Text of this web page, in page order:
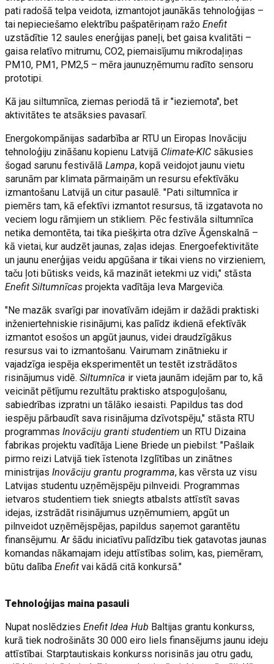
pati radošā telpa veidota, izmantojot jaunākās tehnoloģijas –
tai nepieciešamo elektrību pašpatēriņam ražoEnefit
uzstādītie 12 saules enerģijas paneļi, bet gaisa kvalitāti –
gaisa relatīvo mitrumu, CO2, piemaisījumu mikrodaļiņas
PM10, PM1, PM2,5 – mēra jaunuzņēmumu radīto sensoru
prototipi.
Kā jau siltumnīca, ziemas periodā tā ir "ieziemota", bet
aktivitātes te atsāksies pavasarī.
Energokompānijas sadarbība ar RTU un Eiropas Inovāciju
tehnoloģiju zināšanu kopienu Latvijā Climate-KIC sākusies
šogad sarunu festivālāLampa, kopā veidojot jaunu vietu
sarunām par klimata pārmaiņām un resursu efektīvāku
izmantošanu Latvijā un citur pasaulē. "Pati siltumnīca ir
piemērs tam, kā efektīvi izmantot resursus, tā izgatavota no
veciem logu rāmjiem un stikliem. Pēc festivāla siltumnīca
netika demontēta, tai tika piešķirta otra dzīve Āgenskalnā –
kā vietai, kur audzēt jaunas, zaļas idejas. Energoefektivitāte
un jaunu enerģijas veidu apgūšana ir tikai viens no virzieniem,
taču ļoti būtisks veids, kā mazināt ietekmi uz vidi," stāsta
Enefit Siltumnīcasprojekta vadītāja Ieva Margeviča.
"Ne mazāk svarīgi par inovatīvām idejām ir dažādi praktiski
inženiertehniskie risinājumi, kas palīdz ikdienā efektīvāk
izmantot esošos un apgūt jaunus, videi draudzīgākus
resursus vai to izmantošanu. Vairumam zinātnieku ir
vajadzīga iespēja eksperimentēt un testēt izstrādātos
risinājumus vidē.Siltumnīca ir vieta jaunām idejām par to, kā
veicināt pētījumu rezultātu praktisko atspoguļošanu,
sabiedrības izpratni un tālāko iesaisti. Papildus tas dod
iespēju pārbaudīt sava risinājuma dzīvotspēju," stāsta RTU
programmas Inovāciju granti studentiem un RTU Dizaina
fabrikas projektu vadītāja Liene Briede un piebilst: "Pašlaik
pirmo reizi Latvijā tiek īstenota Izglītības un zinātnes
ministrijasInovāciju grantu programma, kas vērsta uz visu
Latvijas studentu uzņēmējspēju pilnveidi. Programmas
ietvaros studentiem tiek sniegts atbalsts attīstīt savas
idejas, izstrādāt risinājumus uzņēmumiem, apgūt un
pilnveidot uzņēmējspējas, papildus saņemot garantētu
finansējumu. Ar šādu iniciatīvu palīdzību tiek gatavotas jaunas
komandas nākamajam ideju attīstības solim, kas, piemēram,
būtu dalībaEnefitvai kādā citā konkursā."
Tehnoloģijas maina pasauli
Nupat noslēdziesEnefit Idea Hub Baltijas grantu konkurss,
kurā tiek nodrošināts 30 000 eiro liels finansējums jaunu ideju
attīstībai. Starptautiskais konkurss norisinās jau otru gadu,